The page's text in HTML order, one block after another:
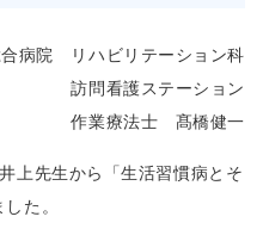
る
病院 リハビリテーション科
訪問看護ステーション
作業療法士 髙橋健一
上先生から「生活習慣病とそ
た。